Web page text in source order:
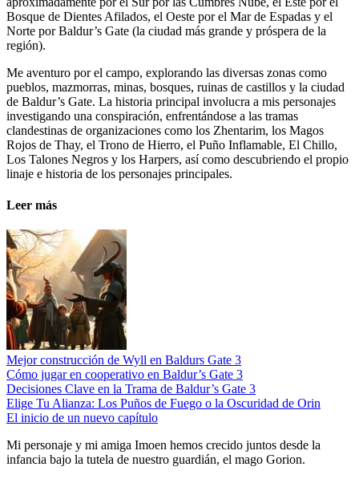
Bosque de Dientes Afilados, el Oeste por el Mar de Espadas y el
Norte por Baldur’s Gate (la ciudad más grande y próspera de la
región).
Me aventuro por el campo, explorando las diversas zonas como
pueblos, mazmorras, minas, bosques, ruinas de castillos y la ciudad
de Baldur’s Gate. La historia principal involucra a mis personajes
investigando una conspiración, enfrentándose a las tramas
clandestinas de organizaciones como los Zhentarim, los Magos
Rojos de Thay, el Trono de Hierro, el Puño Inflamable, El Chillo,
Los Talones Negros y los Harpers, así como descubriendo el propio
linaje e historia de los personajes principales.
Leer más
Mejor construcción de Wyll en Baldurs Gate 3
Cómo jugar en cooperativo en Baldur’s Gate 3
Decisiones Clave en la Trama de Baldur’s Gate 3
Elige Tu Alianza: Los Puños de Fuego o la Oscuridad de Orin
El inicio de un nuevo capítulo
Mi personaje y mi amiga Imoen hemos crecido juntos desde la
infancia bajo la tutela de nuestro guardián, el mago Gorion.